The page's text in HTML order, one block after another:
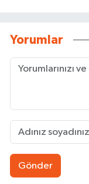
Yorumlar
Gönder